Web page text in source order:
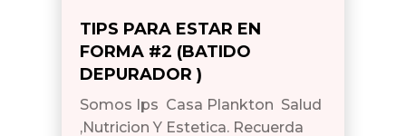
TIPS PARA ESTAR EN
FORMA #2 (BATIDO
DEPURADOR )
Somos Ips Casa Plankton Salud
,Nutricion Y Estetica. Recuerda